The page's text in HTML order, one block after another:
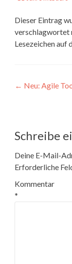
Dieser Eintrag
verschlagwortet
Lesezeichen auf
← Neu: Agile
Schreibe
Deine E-Mail-
Erforderliche
Kommentar
*